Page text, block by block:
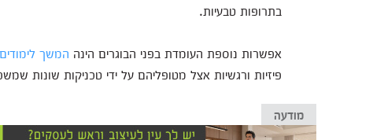
בתרופות טבעיות.
אפשרות נוספת העומדת בפני הבוגרים הינה המשך לימודים
פיזיות ורגשיות אצל מטופליהם על ידי טכניקות שונות
מודעה